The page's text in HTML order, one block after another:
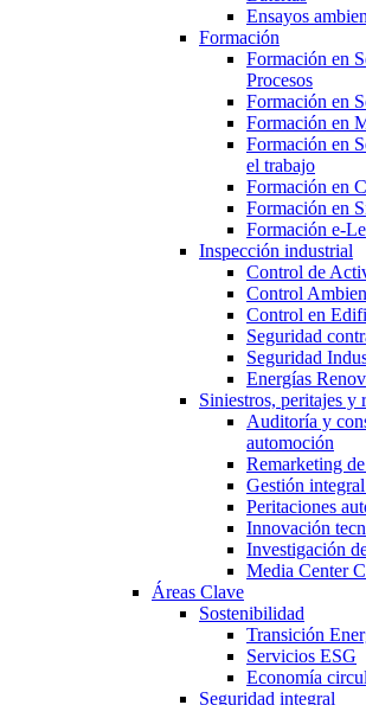
Ensayos
Formación
Formación en
Procesos
Formación en
Formación en
Formación en
el trabajo
Formación en
Formación en
Formación e-
Inspección industrial
Control de
Control
Control en
Seguridad
Seguridad
Energías
Siniestros, peritajes y
Auditoría y
automoción
Remarketing
Gestión
Peritaciones
Innovación
Investigación
Media Center
Áreas Clave
Sostenibilidad
Transición
Servicios ESG
Economía
Seguridad integral